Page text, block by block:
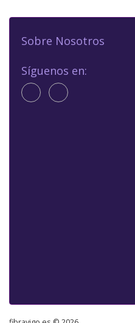
Sobre Nosotros
Síguenos en: